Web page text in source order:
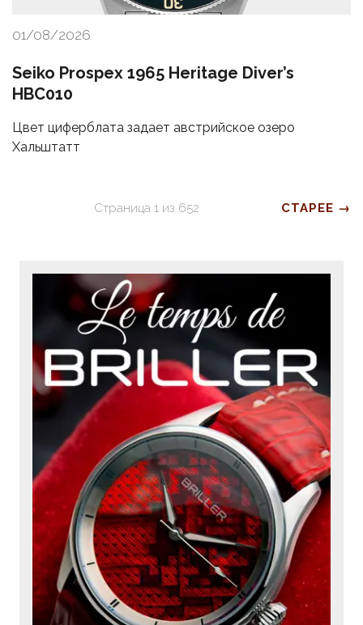
01/08/2026
Seiko Prospex 1965 Heritage Diver’s
HBC010
Цвет циферблата задает австрийское озеро
Хальштатт
Страница 1 из 652 СТАРЕЕ →